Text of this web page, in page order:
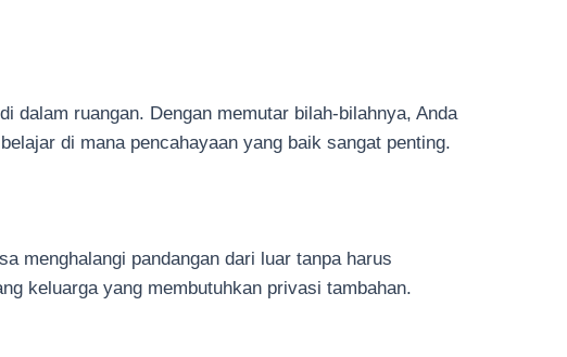
dalam ruangan. Dengan memutar bilah-bilahnya, Anda
di mana pencahayaan yang baik sangat penting.
menghalangi pandangan dari luar tanpa harus
keluarga yang membutuhkan privasi tambahan.